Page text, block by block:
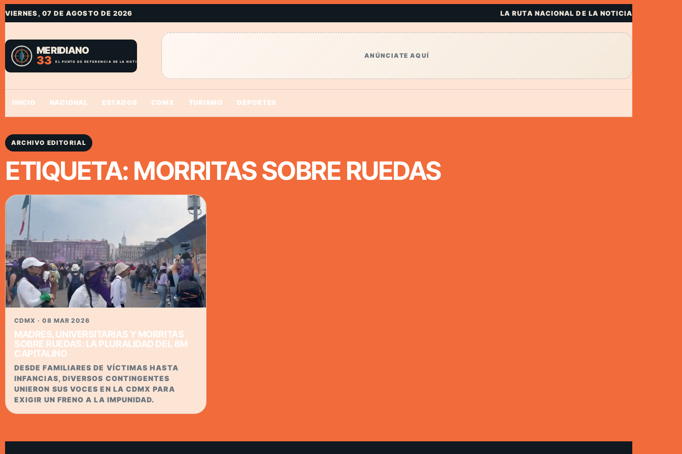
VIERNES, 07 DE AGOSTO DE 2026 LA RUTA NACIONAL DE LA NOTICIA
ANÚNCIATE AQUÍ
INICIO NACIONAL ESTADOS CDMX TURISMO DEPORTES
ARCHIVO EDITORIAL
ETIQUETA: MORRITAS SOBRE RUEDAS
CDMX · 08 MAR 2026
MADRES, UNIVERSITARIAS Y MORRITAS
SOBRE RUEDAS: LA PLURALIDAD DEL 8M
CAPITALINO
DESDE FAMILIARES DE VÍCTIMAS HASTA
INFANCIAS, DIVERSOS CONTINGENTES
UNIERON SUS VOCES EN LA CDMX PARA
EXIGIR UN FRENO A LA IMPUNIDAD.